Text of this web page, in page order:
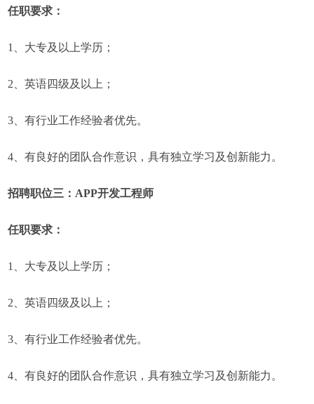
任职要求：
1、大专及以上学历；
2、英语四级及以上；
3、有行业工作经验者优先。
4、有良好的团队合作意识，具有独立学习及创新能力。
招聘职位三：APP开发工程师
任职要求：
1、大专及以上学历；
2、英语四级及以上；
3、有行业工作经验者优先。
4、有良好的团队合作意识，具有独立学习及创新能力。